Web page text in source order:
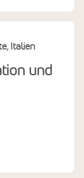
und
Italien